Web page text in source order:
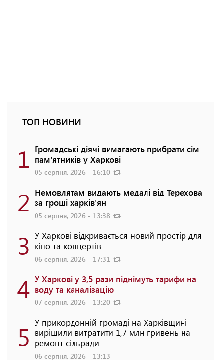
ТОП НОВИНИ
1 Громадські діячі вимагають прибрати сім
пам'ятників у Харкові
05 серпня, 2026 - 16:10
2 Немовлятам видають медалі від Терехова
за гроші харків'ян
05 серпня, 2026 - 13:38
3 У Харкові відкривається новий простір для
кіно та концертів
06 серпня, 2026 - 17:31
4 У Харкові у 3,5 рази піднімуть тарифи на
воду та каналізацію
07 серпня, 2026 - 13:20
5 У прикордонній громаді на Харківщині
вирішили витратити 1,7 млн гривень на
ремонт сільради
06 серпня, 2026 - 13:13